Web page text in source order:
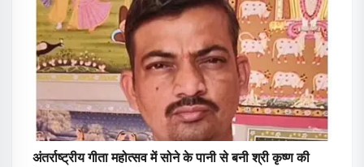
अंतर्राष्ट्रीय गीता महोत्सव में सोने के पानी से बनी श्री कृष्ण की